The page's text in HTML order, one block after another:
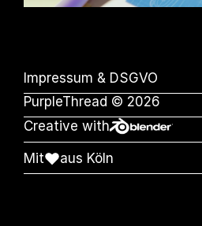
Impressum & DSGVO
PurpleThread © 2026
Creative with
Mit aus Köln